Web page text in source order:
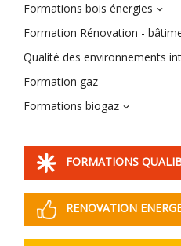
Formations bois énergies 
Formation Rénovation -
Qualité des environnements
Formation gaz
Formations biogaz 
FORMATIONS
RENOVATION